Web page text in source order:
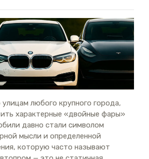
улицам любого крупного города,
характерные «двойные фары»
давно стали символом
мысли и определенной
которую часто называют